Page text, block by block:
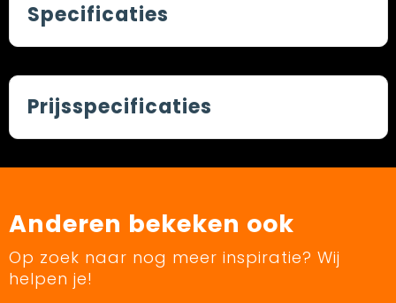
Specificaties
Prijsspecificaties
Anderen bekeken ook
Op zoek naar nog meer inspiratie? Wij
helpen je!